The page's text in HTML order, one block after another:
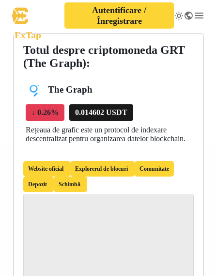
ExTap
Autentificare /
Înregistrare
Totul despre criptomoneda GRT
(The Graph):
The Graph
↓ 0.26% 0.014602 USDT
Rețeaua de grafic este un protocol de indexare
descentralizat pentru organizarea datelor blockchain.
Website oficial Explorerul de blocuri Comunitate
Depozit Schimbă